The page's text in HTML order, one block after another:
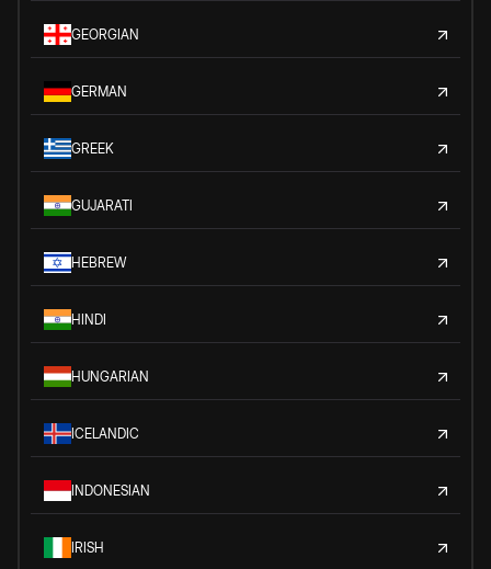
GEORGIAN
GERMAN
GREEK
GUJARATI
HEBREW
HINDI
HUNGARIAN
ICELANDIC
INDONESIAN
IRISH